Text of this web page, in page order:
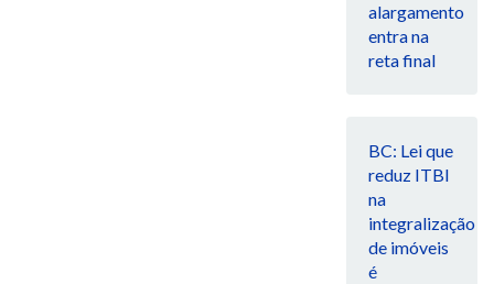
alargamento
entra na
reta final
BC: Lei que
reduz ITBI
na
integralização
de imóveis
é